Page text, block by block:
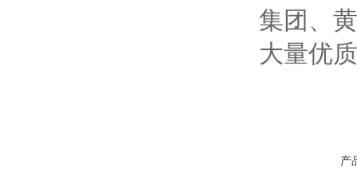
集团、
大量优
产